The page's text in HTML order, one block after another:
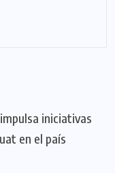
iniciativas
en el país